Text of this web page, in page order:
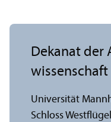
Dekanat der
wissenschaft
Universität
Schloss